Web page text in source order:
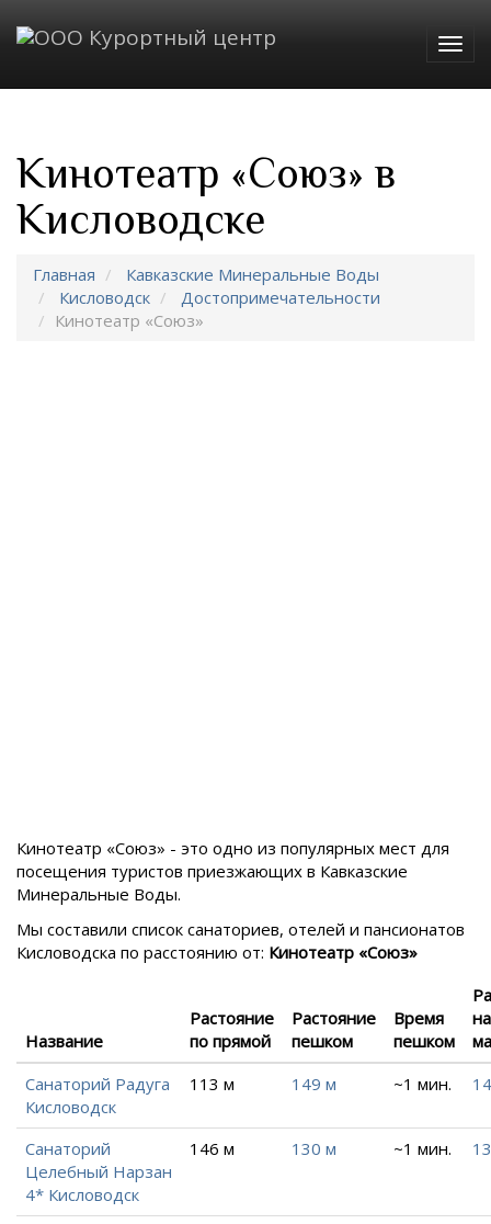
Кинотеатр «Союз» в
Кисловодске
Главная
Кавказские Минеральные Воды
Кисловодск
Достопримечательности
Кинотеатр «Союз»
Кинотеатр «Союз» - это одно из популярных мест для
посещения туристов приезжающих в Кавказские
Минеральные Воды.
Мы составили список санаториев, отелей и пансионатов
Кисловодска по расстоянию от: Кинотеатр «Союз»
Название
Растояние
по прямой
Растояние
пешком
Время
пешком
на
Санаторий Радуга
Кисловодск
113 м 149 м ~1 мин.
Санаторий
Целебный Нарзан
4* Кисловодск
146 м 130 м ~1 мин.